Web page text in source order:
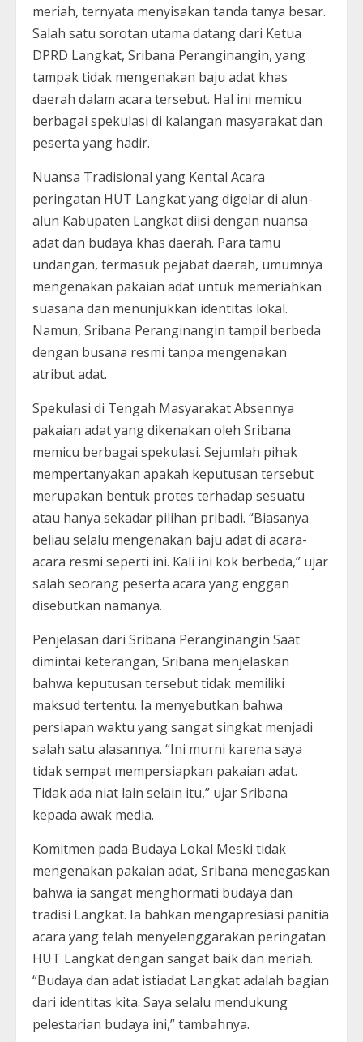
meriah, ternyata menyisakan tanda tanya besar.
Salah satu sorotan utama datang dari Ketua
DPRD Langkat, Sribana Peranginangin, yang
tampak tidak mengenakan baju adat khas
daerah dalam acara tersebut. Hal ini memicu
berbagai spekulasi di kalangan masyarakat dan
peserta yang hadir.
Nuansa Tradisional yang Kental Acara
peringatan HUT Langkat yang digelar di alun-
alun Kabupaten Langkat diisi dengan nuansa
adat dan budaya khas daerah. Para tamu
undangan, termasuk pejabat daerah, umumnya
mengenakan pakaian adat untuk memeriahkan
suasana dan menunjukkan identitas lokal.
Namun, Sribana Peranginangin tampil berbeda
dengan busana resmi tanpa mengenakan
atribut adat.
Spekulasi di Tengah Masyarakat Absennya
pakaian adat yang dikenakan oleh Sribana
memicu berbagai spekulasi. Sejumlah pihak
mempertanyakan apakah keputusan tersebut
merupakan bentuk protes terhadap sesuatu
atau hanya sekadar pilihan pribadi. “Biasanya
beliau selalu mengenakan baju adat di acara-
acara resmi seperti ini. Kali ini kok berbeda,” ujar
salah seorang peserta acara yang enggan
disebutkan namanya.
Penjelasan dari Sribana Peranginangin Saat
dimintai keterangan, Sribana menjelaskan
bahwa keputusan tersebut tidak memiliki
maksud tertentu. Ia menyebutkan bahwa
persiapan waktu yang sangat singkat menjadi
salah satu alasannya. “Ini murni karena saya
tidak sempat mempersiapkan pakaian adat.
Tidak ada niat lain selain itu,” ujar Sribana
kepada awak media.
Komitmen pada Budaya Lokal Meski tidak
mengenakan pakaian adat, Sribana menegaskan
bahwa ia sangat menghormati budaya dan
tradisi Langkat. Ia bahkan mengapresiasi panitia
acara yang telah menyelenggarakan peringatan
HUT Langkat dengan sangat baik dan meriah.
“Budaya dan adat istiadat Langkat adalah bagian
dari identitas kita. Saya selalu mendukung
pelestarian budaya ini,” tambahnya.